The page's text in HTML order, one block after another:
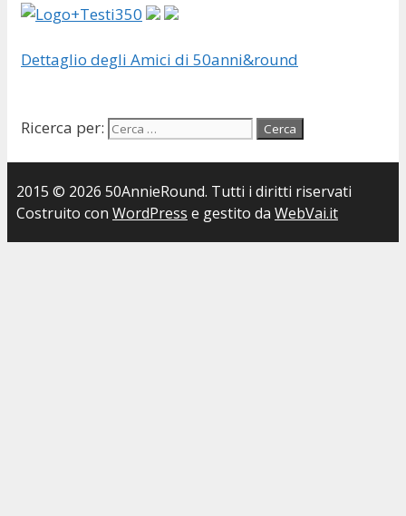
Dettaglio degli Amici di 50anni&round
Ricerca per:
2015 © 2026 50AnnieRound. Tutti i diritti riservati
Costruito con WordPress e gestito da WebVai.it